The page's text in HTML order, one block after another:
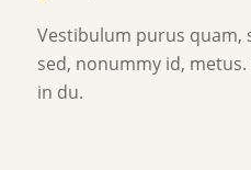
Vestibulum purus quam,
sed, nonummy id,
in du.